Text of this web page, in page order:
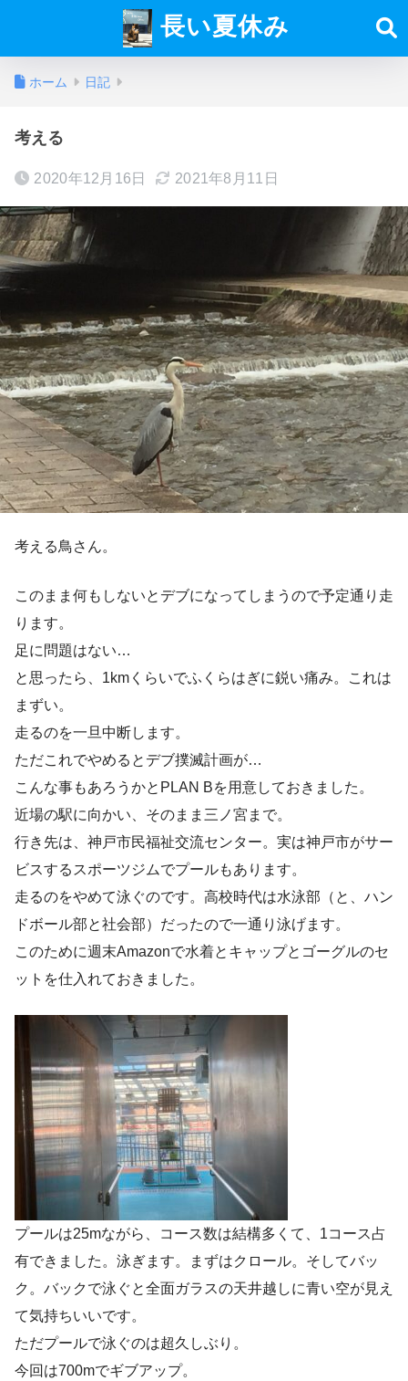
長い夏休み
ホーム 日記
考える
2020年12月16日 2021年8月11日
考える鳥さん。
このまま何もしないとデブになってしまうので予定通り走
ります。
足に問題はない…
と思ったら、1kmくらいでふくらはぎに鋭い痛み。これは
まずい。
走るのを一旦中断します。
ただこれでやめるとデブ撲滅計画が…
こんな事もあろうかとPLAN Bを用意しておきました。
近場の駅に向かい、そのまま三ノ宮まで。
行き先は、神戸市民福祉交流センター。実は神戸市がサー
ビスするスポーツジムでプールもあります。
走るのをやめて泳ぐのです。高校時代は水泳部（と、ハン
ドボール部と社会部）だったので一通り泳げます。
このために週末Amazonで水着とキャップとゴーグルのセ
ットを仕入れておきました。
プールは25mながら、コース数は結構多くて、1コース占
有できました。泳ぎます。まずはクロール。そしてバッ
ク。バックで泳ぐと全面ガラスの天井越しに青い空が見え
て気持ちいいです。
ただプールで泳ぐのは超久しぶり。
今回は700mでギブアップ。